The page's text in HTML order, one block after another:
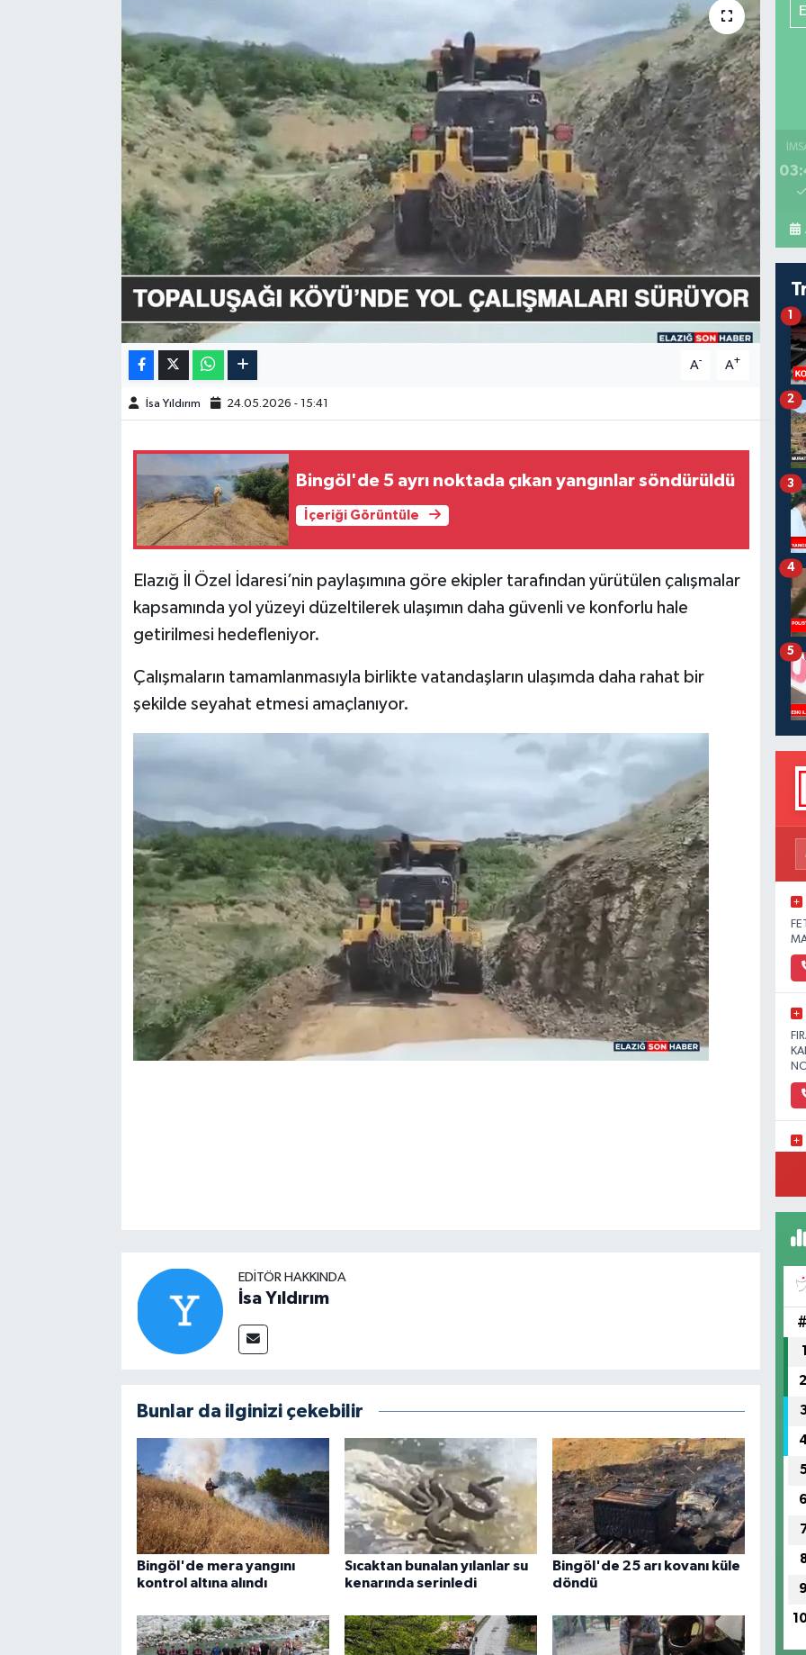
A- A+
İsa Yıldırım 24.05.2026 - 15:41
Bingöl'de 5 ayrı noktada çıkan yangınlar söndürüldü
İçeriği Görüntüle
Elazığ İl Özel İdaresi’nin paylaşımına göre ekipler tarafından yürütülen çalışmalar
kapsamında yol yüzeyi düzeltilerek ulaşımın daha güvenli ve konforlu hale
getirilmesi hedefleniyor.
Çalışmaların tamamlanmasıyla birlikte vatandaşların ulaşımda daha rahat bir
şekilde seyahat etmesi amaçlanıyor.
EDITÖR HAKKINDA
İsa Yıldırım
Bunlar da ilginizi çekebilir
Bingöl'de mera yangını
kontrol altına alındı
Sıcaktan bunalan yılanlar su
kenarında serinledi
Bingöl'de 25 arı kovanı küle
döndü
1
2
3
4
5
#
1
2
6
9
HABERDE İNSAN
KÜLTÜR-SANAT
ÖZEL HABER